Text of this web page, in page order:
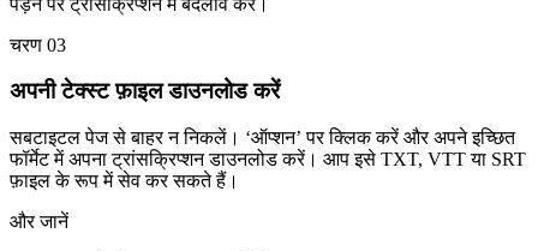
चरण 03
अपनी टेक्स्ट फ़ाइल डाउनलोड करें
सबटाइटल पेज से बाहर न निकलें। ‘ऑप्शन’ पर क्लिक करें और अपने इच्छित
फॉर्मेट में अपना ट्रांसक्रिप्शन डाउनलोड करें। आप इसे TXT, VTT या SRT
फ़ाइल के रूप में सेव कर सकते हैं।
और जानें